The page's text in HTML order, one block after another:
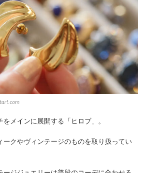
メインに展開する「ヒロブ」。
ークやヴィンテージのものを取り扱ってい